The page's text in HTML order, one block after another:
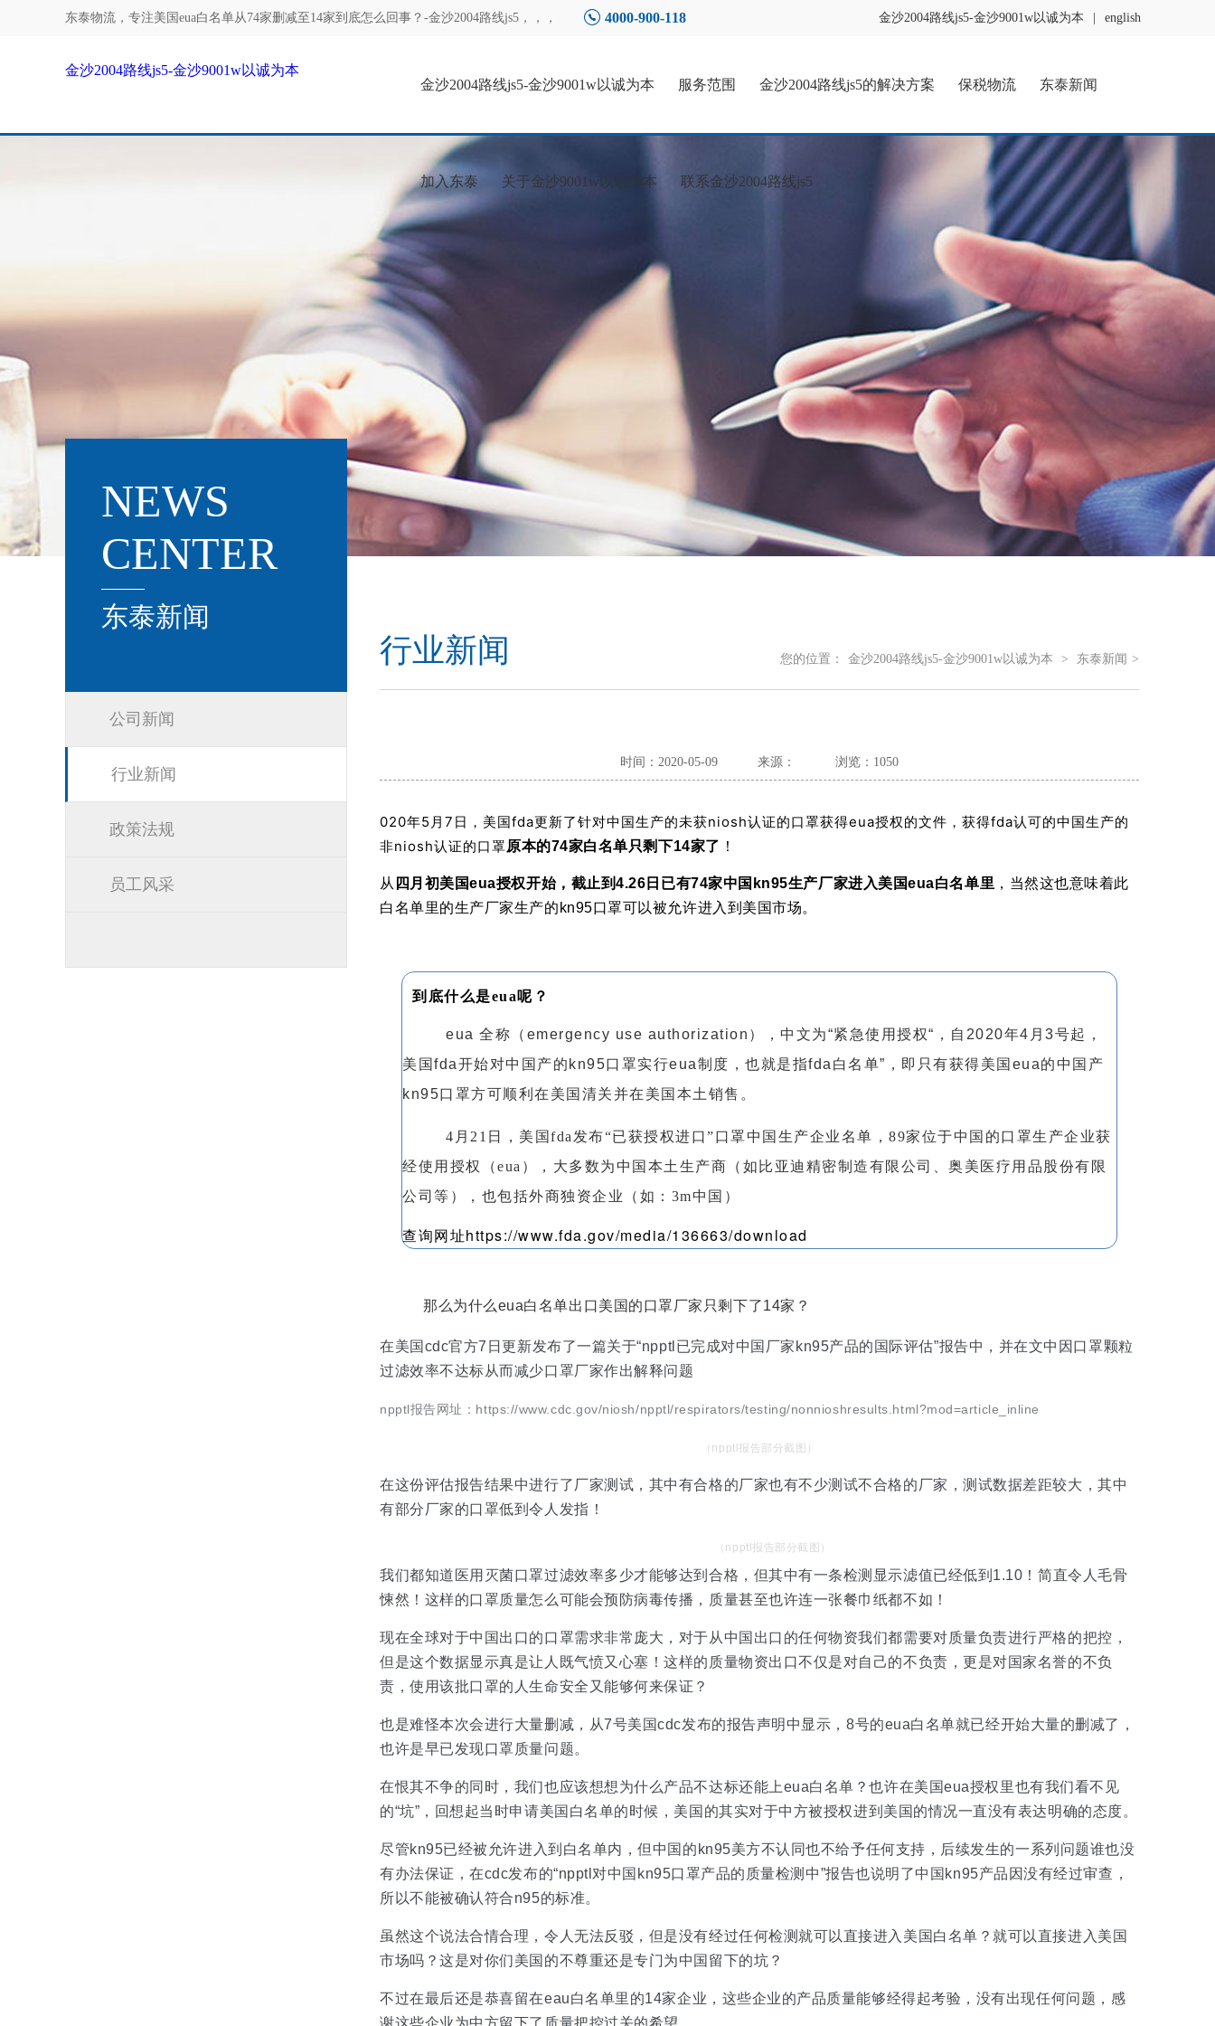
东泰物流，专注美国eua白名单从74家删减至14家到底怎么回事？-金沙2004路线js5 ，，， 4000-900-118 金沙2004路线js5-金沙9001w以诚为本 english
金沙2004路线js5-金沙9001w以诚为本
金沙2004路线js5-金沙9001w以诚为本
服务范围 金沙2004路线js5的解决方案 保税物流 东泰新闻
加入东泰 关于金沙9001w以诚为本 联系金沙2004路线js5
NEWS
CENTER
东泰新闻
公司新闻
行业新闻
政策法规
员工风采
行业新闻 您的位置： 金沙2004路线js5-金沙9001w以诚为本 > 东泰新闻 >
时间：2020-05-09 来源： 浏览：1050
020年5月7日，美国fda更新了针对中国生产的未获niosh认证的口罩获得eua授权的文件，获得fda认可的中国生产的
非niosh认证的口罩原本的74家白名单只剩下14家了 ！
从 四月初美国eua授权开始，截止到4.26日已有74家中国kn95生产厂家进入美国eua白名单里 ，当然这也意味着此
白名单里的生产厂家生产的kn95口罩可以被允许进入到美国市场。
到底什么是eua呢？
eua 全称（emergency use authorization），中文为“紧急使用授权“，自2020年4月3号起，
美国fda开始对中国产的kn95口罩实行eua制度，也就是指fda白名单”，即只有获得美国eua的中国产
kn95口罩方可顺利在美国清关并在美国本土销售。
4月21日，美国fda发布“已获授权进口”口罩中国生产企业名单，89家位于中国的口罩生产企业获
经使用授权（eua），大多数为中国本土生产商（如比亚迪精密制造有限公司、奥美医疗用品股份有限
公司等），也包括外商独资企业（如：3m中国）
查询网址https://www.fda.gov/media/136663/download
那么为什么eua白名单出口美国的口罩厂家只剩下了14家？
在美国 cdc官方7 日更新发布了一篇关于“npptl 已完成对中国厂家 kn95产品的国际评估”报告中，并在文中因 口罩颗粒
过滤效率不达标从而减少口罩厂家作出解释问题
npptl报告网址：https://www.cdc.gov/niosh/npptl/respirators/testing/nonnioshresults.html?mod=article_inline
（npptl报告部分截图）
在这份评估报告结果中进行了厂家测试，其中有合格的厂家也有不少测试不合格的厂家，测试数据差距较大，其中
有部分厂家的口罩低到令人发指！
（ npptl报告 部分截图）
我们都知道医用灭菌口罩过滤效率多少才能够达到合格，但其中有一条检测显示滤值已经低到1.10！简直令人毛骨
悚然！这样的口罩质量怎么可能会预防病毒传播，质量甚至也许连一张餐巾纸都不如！
现在全球对于中国出口的口罩需求非常庞大，对于从中国出口的任何物资我们都需要对质量负责进行严格的把控，
但是这个数据显示真是让人既气愤又心塞！这样的质量物资出口不仅是对自己的不负责，更是对国家名誉的不负
责，使用该批口罩的人生命安全又能够何来保证？
也是难怪本次会进行大量删减，从7号美国cdc发布的报告声明中显示， 8号的eua白名单就已经开始大量的删减了，
也许是早已发现口罩质量问题。
在恨其不争的同时，我们也应该想想为什么产品不达标还能上eua白名单？也许在美国eua授权里也有我们看不见
的“坑”， 回想起当时申请美国白名单的时候，美国的其实对于中方被授权进到美国的情况一直没有表达明确的态度。
尽管kn95已经被允许进入到白名单内，但中国的kn95美方不认同也不给予任何支持，后续发生的一系列问题谁也没
有办法保证，在cdc发布的“npptl对中国kn95口罩产品的质量检测中”报告也说明了中国kn95产品因没有经过审查，
所以不能被确认符合n95的标准。
虽然这个说法合情合理，令人无法反驳，但是没有经过任何检测就可以直接进入美国白名单？就可以直接进入美国
市场吗？这是对你们美国的不尊重还是专门为中国留下的坑？
不过在最后还是恭喜留在eau白名单里的14家企业，这些企业的产品质量能够经得起考验，没有出现任何问题，感
谢这些企业为中方留下了质量把控过关的希望。